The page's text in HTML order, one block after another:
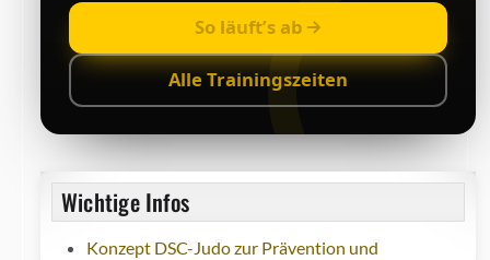
So läuft’s ab
Alle Trainingszeiten
Wichtige Infos
Konzept DSC-Judo zur Prävention und